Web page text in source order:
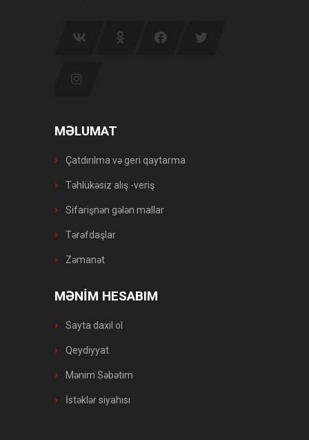
MƏLUMAT
Çatdırılma və geri qaytarma
Təhlükəsiz alış -veriş
Sifarişnən gələn mallar
Tərəfdaşlar
Zəmanət
MƏNİM HESABIM
Sayta daxil ol
Qeydiyyat
Mənim Səbətim
İstəklər siyahısı